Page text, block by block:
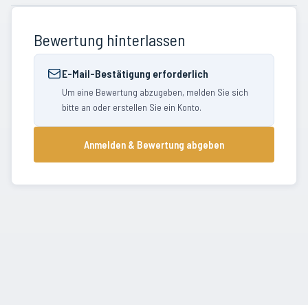
Bewertung hinterlassen
E-Mail-Bestätigung erforderlich
Um eine Bewertung abzugeben, melden Sie sich
bitte an oder erstellen Sie ein Konto.
Anmelden & Bewertung abgeben